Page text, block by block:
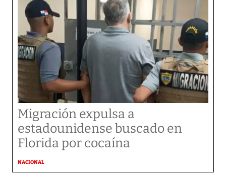
Migración expulsa a
estadounidense buscado en
Florida por cocaína
NACIONAL